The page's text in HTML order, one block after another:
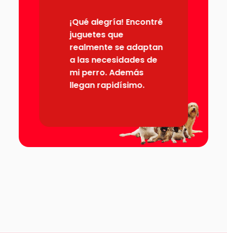
¡Qué alegría! Encontré
juguetes que
realmente se adaptan
a las necesidades de
mi perro. Además
llegan rapidísimo.